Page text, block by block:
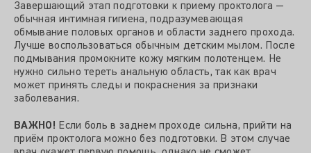
Завершающий этап подготовки к приему проктолога —
обычная интимная гигиена, подразумевающая
обмывание половых органов и области заднего прохода.
Лучше воспользоваться обычным детским мылом. После
подмывания промокните кожу мягким полотенцем. Не
нужно сильно тереть анальную область, так как врач
может принять следы и покраснения за признаки
заболевания.
ВАЖНО! Если боль в заднем проходе сильна, прийти на
приём проктолога можно без подготовки. В этом случае